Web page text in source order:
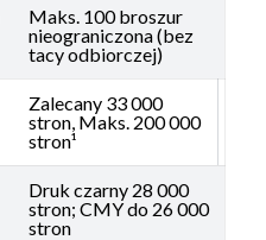
Maks. 100 broszur
nieograniczona (bez
tacy odbiorczej)
Zalecany 33 000
stron, Maks. 200 000
stron¹
Druk czarny 28 000
stron; CMY do 26 000
stron